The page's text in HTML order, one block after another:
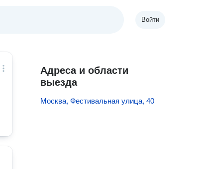
Войти
Адреса и области
выезда
Москва, Фестивальная улица, 40